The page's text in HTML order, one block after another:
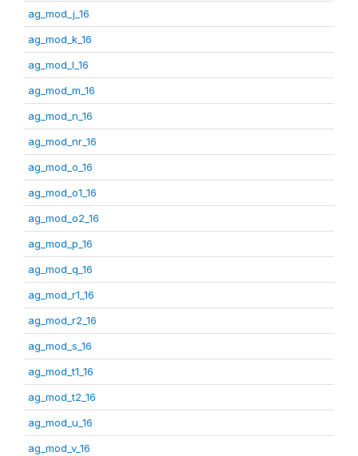
ag_mod_j_16
ag_mod_k_16
ag_mod_l_16
ag_mod_m_16
ag_mod_n_16
ag_mod_nr_16
ag_mod_o_16
ag_mod_o1_16
ag_mod_o2_16
ag_mod_p_16
ag_mod_q_16
ag_mod_r1_16
ag_mod_r2_16
ag_mod_s_16
ag_mod_t1_16
ag_mod_t2_16
ag_mod_u_16
ag_mod_v_16